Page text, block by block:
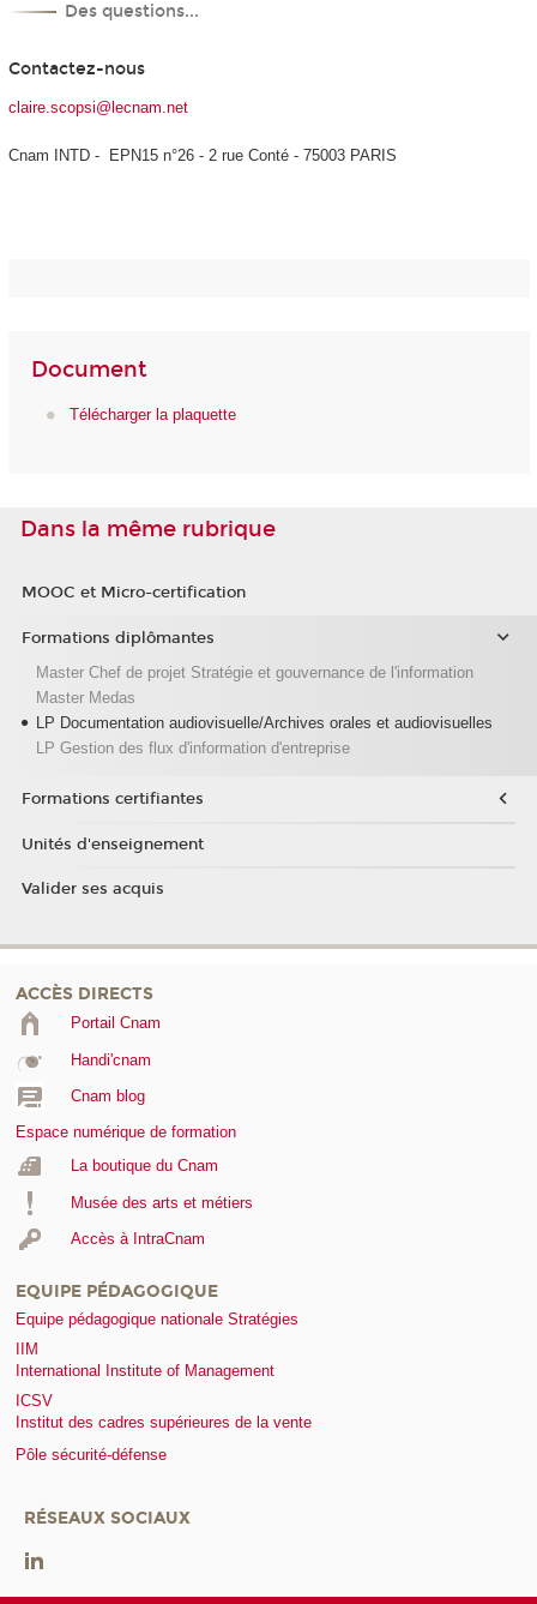
Des questions...
Contactez-nous
claire.scopsi@lecnam.net
Cnam INTD - EPN15 n°26 - 2 rue Conté - 75003 PARIS
Document
Télécharger la plaquette
Dans la même rubrique
MOOC et Micro-certification
Formations diplômantes
Master Chef de projet Stratégie et gouvernance de l'information
Master Medas
LP Documentation audiovisuelle/Archives orales et audiovisuelles
LP Gestion des flux d'information d'entreprise
Formations certifiantes
Unités d'enseignement
Valider ses acquis
ACCÈS DIRECTS
Portail Cnam
Handi'cnam
Cnam blog
Espace numérique de formation
La boutique du Cnam
Musée des arts et métiers
Accès à IntraCnam
EQUIPE PÉDAGOGIQUE
Equipe pédagogique nationale Stratégies
IIM
International Institute of Management
ICSV
Institut des cadres supérieures de la vente
Pôle sécurité-défense
RÉSEAUX SOCIAUX